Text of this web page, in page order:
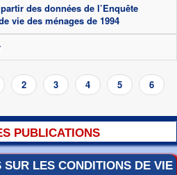
des données de l’Enquête
vie des ménages de 1994
Page
2 Page
3 Page
4 Page
5
Page
6
PUBLICATIONS
LES CONDITIONS DE VIE